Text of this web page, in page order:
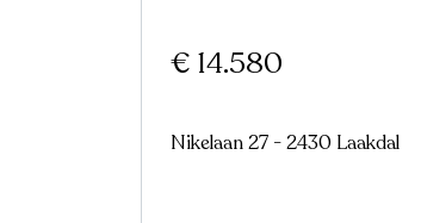
€ 14.580
Nikelaan 27 - 2430 Laakdal